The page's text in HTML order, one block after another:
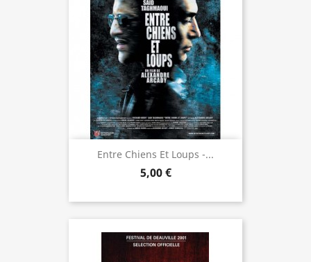
Entre Chiens Et Loups -...
5,00 €